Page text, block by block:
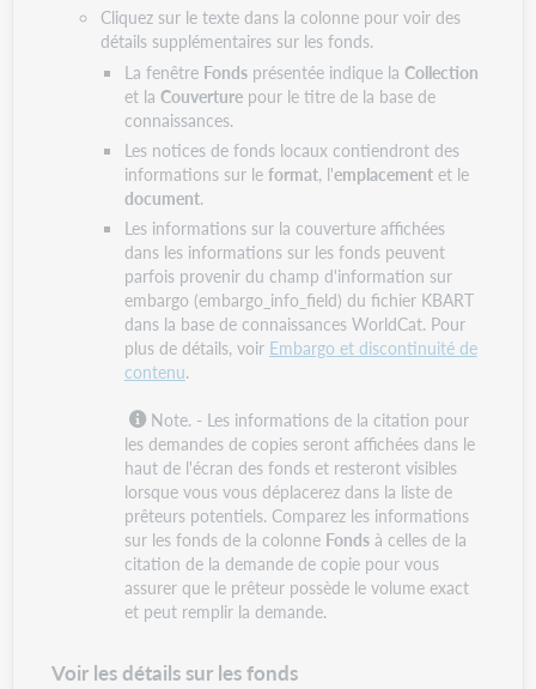
Cliquez sur le texte dans la colonne pour voir des
détails supplémentaires sur les fonds.
La fenêtre Fondsprésentée indique la Collection
et la Couverturepour le titre de la base de
connaissances.
Les notices de fonds locaux contiendront des
informations sur le format, l'emplacementet le
document.
Les informations sur la couverture affichées
dans les informations sur les fonds peuvent
parfois provenir du champ d'information sur
embargo (embargo_info_field) du fichier KBART
dans la base de connaissances WorldCat. Pour
plus de détails, voir Embargo et discontinuité de
contenu.
Note. - Les informations de la citation pour
les demandes de copies seront affichées dans le
haut de l'écran des fonds et resteront visibles
lorsque vous vous déplacerez dans la liste de
prêteurs potentiels. Comparez les informations
sur les fonds de la colonne Fondsà celles de la
citation de la demande de copie pour vous
assurer que le prêteur possède le volume exact
et peut remplir la demande.
Voir les détails sur les fonds